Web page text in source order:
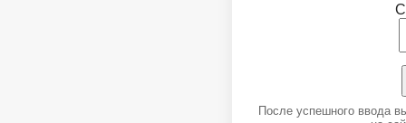
После успешного ввода